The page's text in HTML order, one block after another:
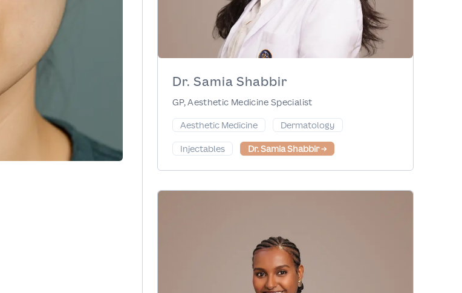
Dr. Samia Shabbir
GP, Aesthetic Medicine Specialist
Aesthetic Medicine
Dermatology
Injectables Dr. Samia Shabbir→